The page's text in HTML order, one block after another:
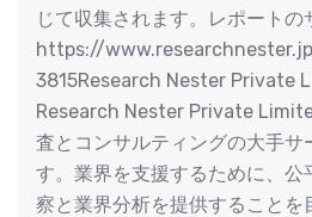
じて収集されます。レポートの
https://
3815Research Nester Private
Research Nester Private
査とコンサルティングの大手サ
す。業界を支援するために、公
察と業界分析を提供することを